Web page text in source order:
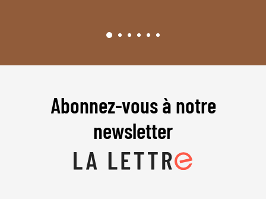
Abonnez-vous à notre
newsletter